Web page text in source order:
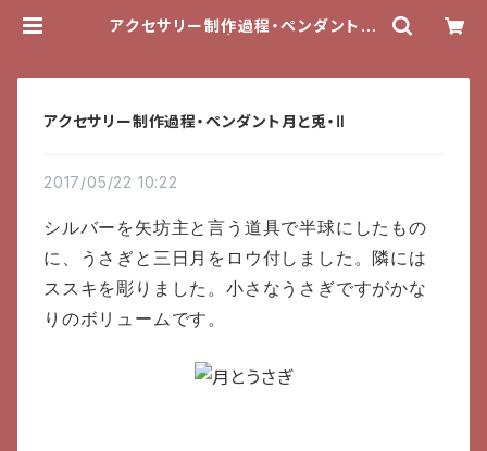
アクセサリー制作過程・ペンダント月
アクセサリー制作過程・ペンダント月と兎・Ⅱ
2017/05/22 10:22
シルバーを矢坊主と言う道具で半球にしたもの
に、うさぎと三日月をロウ付しました。隣には
ススキを彫りました。小さなうさぎですがかな
りのボリュームです。